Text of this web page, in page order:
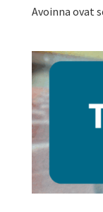
Avoinna ovat